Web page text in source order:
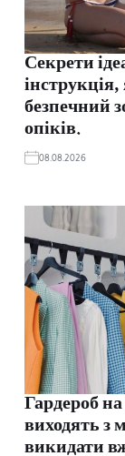
Секрети
безпечний
опіків.
08.08.2026
Гардероб
виходять з
викидати